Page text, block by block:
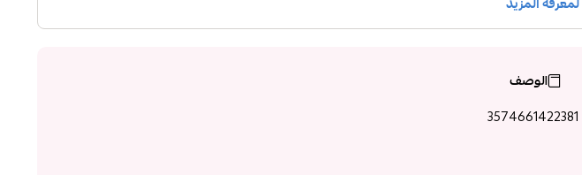
الوصف
3574661422381